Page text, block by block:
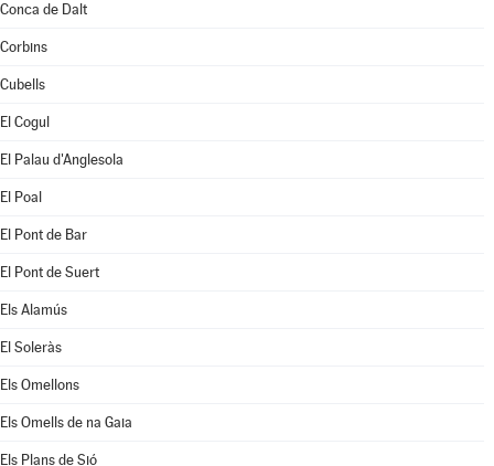
Conca de Dalt
Corbins
Cubells
El Cogul
El Palau d'Anglesola
El Poal
El Pont de Bar
El Pont de Suert
Els Alamús
El Soleràs
Els Omellons
Els Omells de na Gaia
Els Plans de Sió